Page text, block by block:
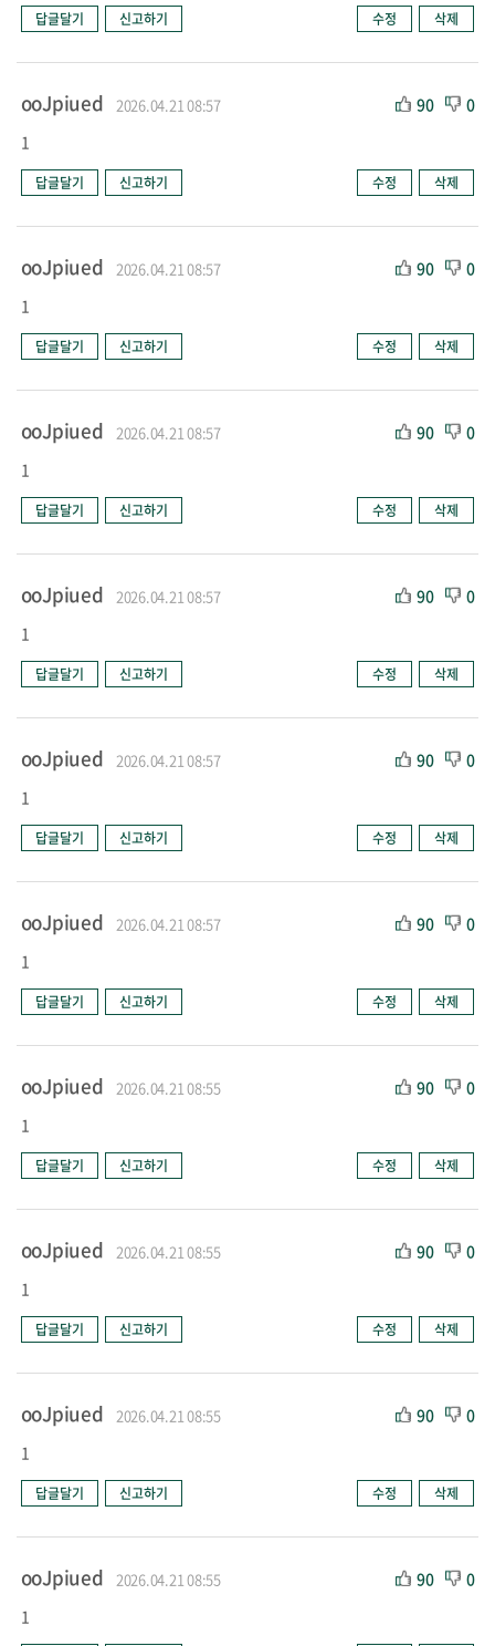
답글달기 신고하기 수정 삭제
ooJpiued 2026.04.21 08:57 90
0
1
답글달기 신고하기 수정 삭제
ooJpiued 2026.04.21 08:57 90
0
1
답글달기 신고하기 수정 삭제
ooJpiued 2026.04.21 08:57 90
0
1
답글달기 신고하기 수정 삭제
ooJpiued 2026.04.21 08:57 90
0
1
답글달기 신고하기 수정 삭제
ooJpiued 2026.04.21 08:57 90
0
1
답글달기 신고하기 수정 삭제
ooJpiued 2026.04.21 08:57 90
0
1
답글달기 신고하기 수정 삭제
ooJpiued 2026.04.21 08:55 90
0
1
답글달기 신고하기 수정 삭제
ooJpiued 2026.04.21 08:55 90
0
1
답글달기 신고하기 수정 삭제
ooJpiued 2026.04.21 08:55 90
0
1
답글달기 신고하기 수정 삭제
ooJpiued 2026.04.21 08:55 90
0
1